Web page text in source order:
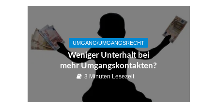
UMGANG/UMGANGSRECHT
Weniger Unterhalt bei
mehr Umgangskontakten?
3 Minuten Lesezeit